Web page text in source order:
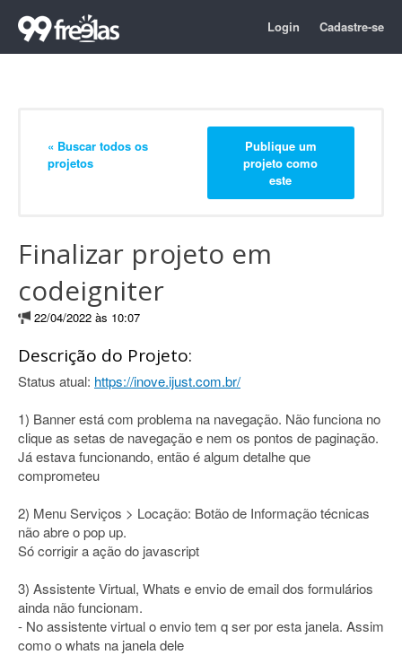
Login Cadastre-se
« Buscar todos os
projetos
Publique um
projeto como
este
Finalizar projeto em
codeigniter
22/04/2022 às 10:07
Descrição do Projeto:
Status atual: https://inove.ijust.com.br/
1) Banner está com problema na navegação. Não funciona no
clique as setas de navegação e nem os pontos de paginação.
Já estava funcionando, então é algum detalhe que
comprometeu
2) Menu Serviços > Locação: Botão de Informação técnicas
não abre o pop up.
Só corrigir a ação do javascript
3) Assistente Virtual, Whats e envio de email dos formulários
ainda não funcionam.
- No assistente virtual o envio tem q ser por esta janela. Assim
como o whats na janela dele